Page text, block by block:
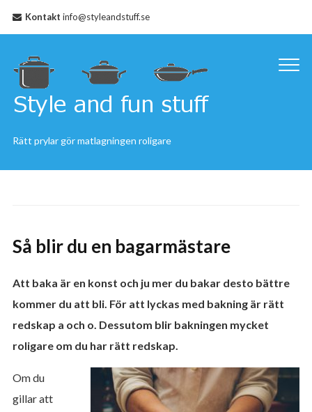
Kontakt info@styleandstuff.se
Rätt prylar gör matlagningen roligare
Så blir du en bagarmästare
Att baka är en konst och ju mer du bakar desto bättre
kommer du att bli. För att lyckas med bakning är rätt
redskap a och o. Dessutom blir bakningen mycket
roligare om du har rätt redskap.
Om du
gillar att